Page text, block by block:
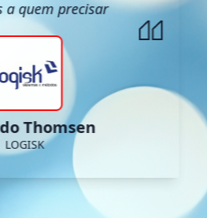
a quem precisar
Thomsen
LOGISK